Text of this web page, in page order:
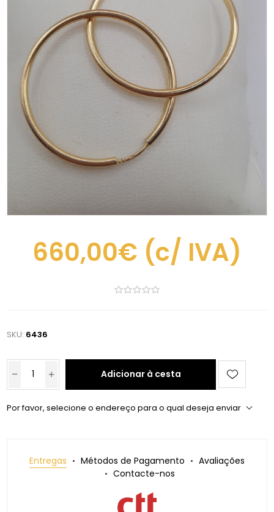
660,00€ (c/ IVA)
SKU: 6436
Adicionar à cesta
Por favor, selecione o endereço para o qual deseja enviar
Entregas Métodos de Pagamento
Avaliações
Contacte-nos